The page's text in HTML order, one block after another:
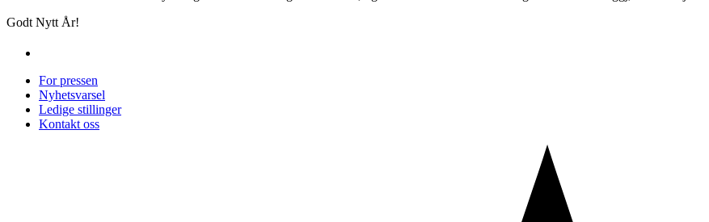
Godt Nytt År!
For pressen
Nyhetsvarsel
Ledige stillinger
Kontakt oss